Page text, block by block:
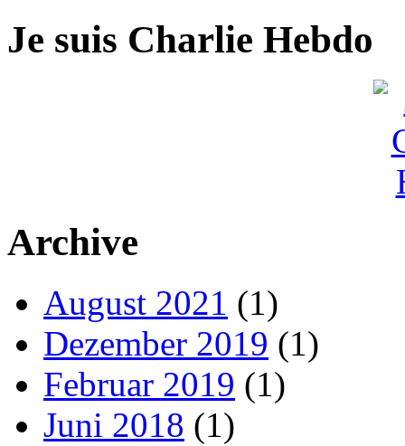
Je suis Charlie Hebdo
Archive
August 2021 (1)
Dezember 2019 (1)
Februar 2019 (1)
Juni 2018 (1)